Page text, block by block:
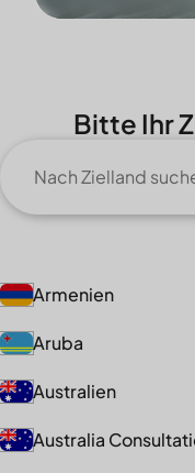
Bitte Ihr
Armenien
Aruba
Australien
Australia